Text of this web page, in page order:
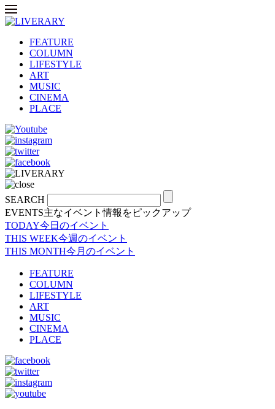
FEATURE
COLUMN
LIFESTYLE
ART
MUSIC
CINEMA
PLACE
SEARCH
EVENTS主なイベント情報をピックアップ
TODAY今日のイベント
THIS WEEK今週のイベント
THIS MONTH今月のイベント
FEATURE
COLUMN
LIFESTYLE
ART
MUSIC
CINEMA
PLACE